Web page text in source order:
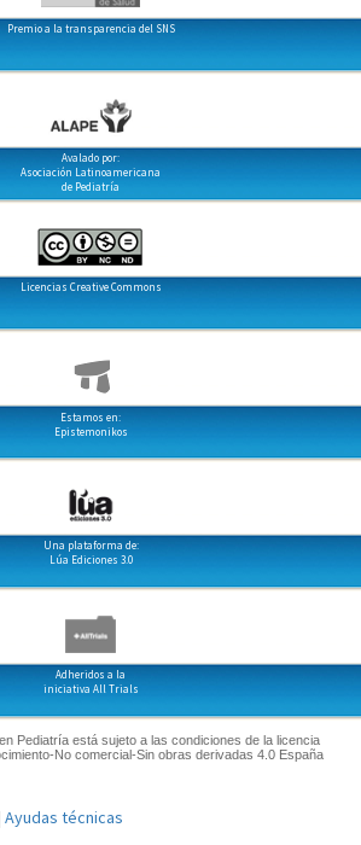
Premio a la transparencia del SNS
Avalado por:
Asociación Latinoamericana
de Pediatría
Licencias Creative Commons
Estamos en:
Epistemonikos
Una plataforma de:
Lúa Ediciones 3.0
Adheridos a la
iniciativa All Trials
Pediatría está sujeto a las condiciones de la licencia
No comercial-Sin obras derivadas 4.0 España
Ayudas técnicas